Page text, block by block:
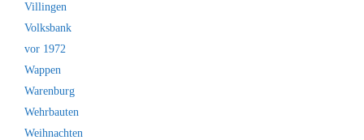
Villingen
Volksbank
vor 1972
Wappen
Warenburg
Wehrbauten
Weihnachten